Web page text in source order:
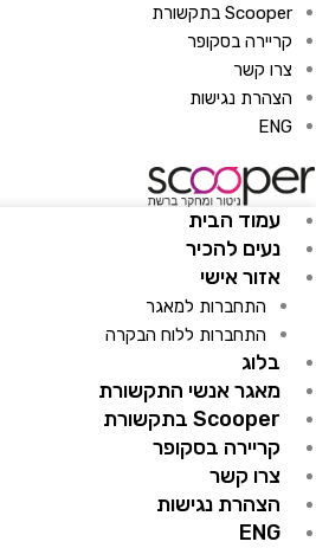
Scooper בתקשורת
קריירה בסקופר
צרו קשר
הצהרת נגישות
ENG
עמוד הבית
נעים להכיר
אזור אישי
התחברות למאגר
התחברות ללוח הבקרה
בלוג
מאגר אנשי התקשורת
Scooper בתקשורת
קריירה בסקופר
צרו קשר
הצהרת נגישות
ENG